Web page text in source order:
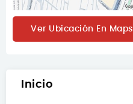
Ver Ubicación En Maps
Inicio